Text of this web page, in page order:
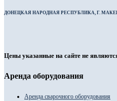
ДОНЕЦКАЯ НАРОДНАЯ РЕСПУБЛИКА, Г.
Цены указанные на сайте не
Аренда оборудования
Аренда сварочного оборудования